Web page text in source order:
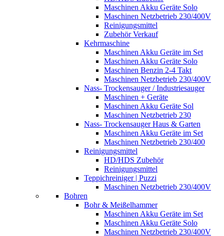
Maschinen Akku Geräte Solo
Maschinen Netzbetrieb 230/400V
Reinigungsmittel
Zubehör Verkauf
Kehrmaschine
Maschinen Akku Geräte im Set
Maschinen Akku Geräte Solo
Maschinen Benzin 2-4 Takt
Maschinen Netzbetrieb 230/400V
Nass- Trockensauger / Industriesauger
Maschinen + Geräte
Maschinen Akku Geräte Sol
Maschinen Netzbetrieb 230
Nass- Trockensauger Haus & Garten
Maschinen Akku Geräte im Set
Maschinen Netzbetrieb 230/400
Reinigungsmittel
HD/HDS Zubehör
Reinigungsmittel
Teppichreiniger | Puzzi
Maschinen Netzbetrieb 230/400V
Bohren
Bohr & Meißelhammer
Maschinen Akku Geräte im Set
Maschinen Akku Geräte Solo
Maschinen Netzbetrieb 230/400V